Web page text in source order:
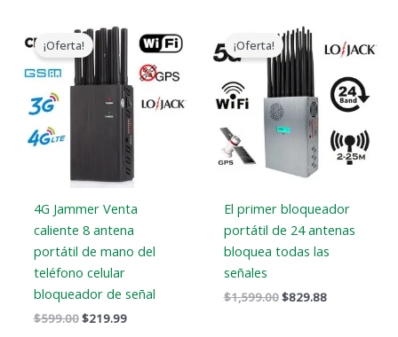
¡Oferta!
4G Jammer Venta
caliente 8 antena
portátil de mano del
teléfono celular
bloqueador de señal
$599.00
precio
original
era:
$599.00.
$219.99
precio
actual
es:
$219.99.
¡Oferta!
El primer bloqueador
portátil de 24 antenas
bloquea todas las
señales
$1,599.00
precio
original
era:
$1,599.00.
$829.88
actual
$829.88.